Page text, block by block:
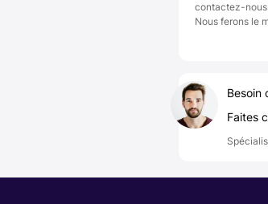
contactez-nous
Nous ferons le
Besoin
Faites